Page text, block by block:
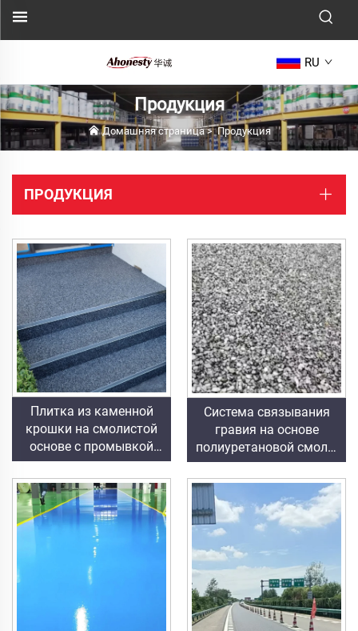
RU
Продукция
Домашняя страница>Продукция
ПРОДУКЦИЯ
Плитка из каменной
крошки на смолистой
основе с промывкой
водой | Каменная
крошка с выраженной
текстурой,
кристаллический
камень, каменный
ковер для
коммерческого и
жилого строительства
Система связывания
гравия на основе
полиуретановой смолы
| Гидроксипропиловый
полиуретан для
ландшафтного дизайна
и декоративного
оформления